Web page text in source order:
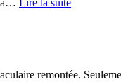
… Lire la suite
remontée.